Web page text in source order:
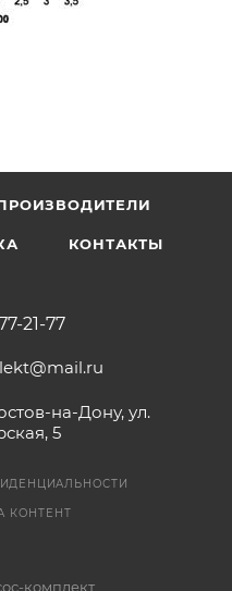
КОНТАКТЫ
21-77
на-Дону, ул.
5
КОНТЕНТ
комплект